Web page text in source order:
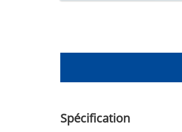
Spécification